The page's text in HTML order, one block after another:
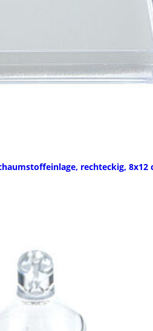
rechteckig, 8x12